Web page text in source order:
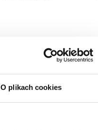
O plikach cookies